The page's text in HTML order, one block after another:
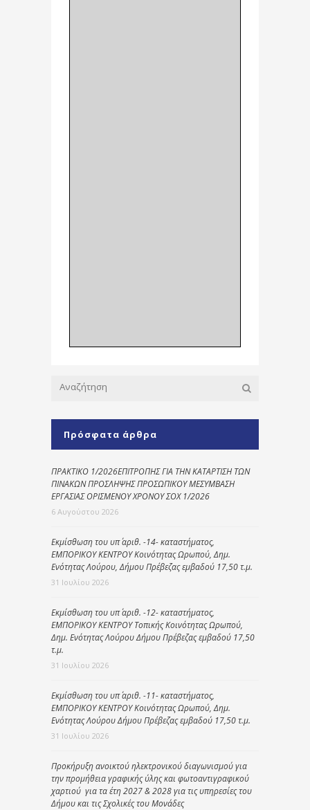
Πρόσφατα άρθρα
ΠΡΑΚΤΙΚΟ 1/2026ΕΠΙΤΡΟΠΗΣ ΓΙΑ ΤΗΝ ΚΑΤΑΡΤΙΣΗ ΤΩΝ
ΠΙΝΑΚΩΝ ΠΡΟΣΛΗΨΗΣ ΠΡΟΣΩΠΙΚΟΥ ΜΕΣΥΜΒΑΣΗ
ΕΡΓΑΣΙΑΣ ΟΡΙΣΜΕΝΟΥ ΧΡΟΝΟΥ ΣΟΧ 1/2026
6 Αυγούστου 2026
Εκμίσθωση του υπ΄ αριθ. -14- καταστήματος,
ΕΜΠΟΡΙΚΟΥ ΚΕΝΤΡΟΥ Κοινότητας Ωρωπού, Δημ.
Ενότητας Λούρου, Δήμου Πρέβεζας εμβαδού 17,50 τ.μ.
31 Ιουλίου 2026
Εκμίσθωση του υπ΄ αριθ. -12- καταστήματος,
ΕΜΠΟΡΙΚΟΥ ΚΕΝΤΡΟΥ Τοπικής Κοινότητας Ωρωπού,
Δημ. Ενότητας Λούρου Δήμου Πρέβεζας εμβαδού 17,50
τ.μ.
31 Ιουλίου 2026
Εκμίσθωση του υπ΄ αριθ. -11- καταστήματος,
ΕΜΠΟΡΙΚΟΥ ΚΕΝΤΡΟΥ Κοινότητας Ωρωπού, Δημ.
Ενότητας Λούρου Δήμου Πρέβεζας εμβαδού 17,50 τ.μ.
31 Ιουλίου 2026
Προκήρυξη ανοικτού ηλεκτρονικού διαγωνισμού για
την προμήθεια γραφικής ύλης και φωτοαντιγραφικού
χαρτιού για τα έτη 2027 & 2028 για τις υπηρεσίες του
Δήμου και τις Σχολικές του Μονάδες